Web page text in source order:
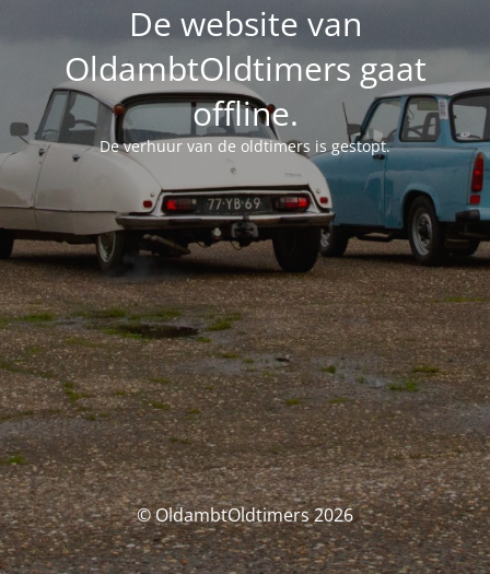
De website van
OldambtOldtimers gaat
offline.
De verhuur van de oldtimers is gestopt.
© OldambtOldtimers 2026